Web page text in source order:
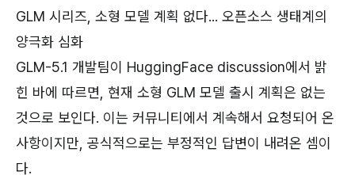
GLM 시리즈, 소형 모델 계획 없다... 오픈소스 생태계의
양극화 심화
GLM-5.1 개발팀이 HuggingFace discussion에서 밝
힌 바에 따르면, 현재 소형 GLM 모델 출시 계획은 없는
것으로 보인다. 이는 커뮤니티에서 계속해서 요청되어 온
사항이지만, 공식적으로는 부정적인 답변이 내려온 셈이
다.